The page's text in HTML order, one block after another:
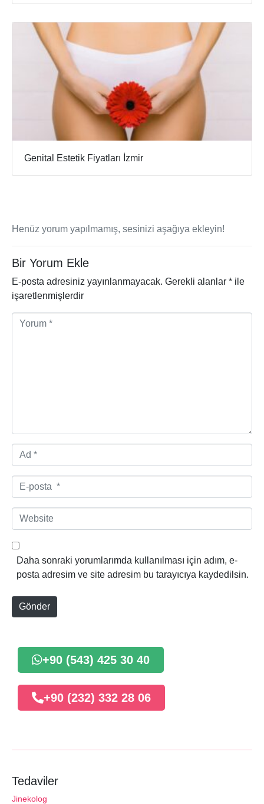
Genital Estetik Fiyatları İzmir
Henüz yorum yapılmamış, sesinizi aşağıya ekleyin!
Bir Yorum Ekle
E-posta adresiniz yayınlanmayacak. Gerekli alanlar * ile
işaretlenmişlerdir
d
*
-
p
t
W
e
b
e
Daha sonraki yorumlarımda kullanılması için adım, e-
posta adresim ve site adresim bu tarayıcıya kaydedilsin.
Gönder
+90 (543) 425 30 40
+90 (232) 332 28 06
Tedaviler
Jinekolog